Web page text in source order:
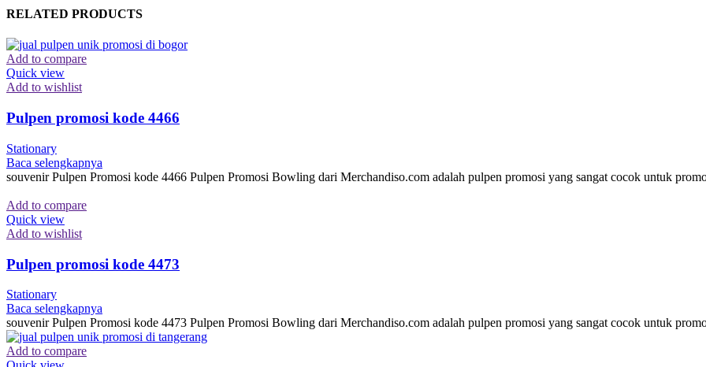
RELATED PRODUCTS
Add to compare
Quick view
Add to wishlist
Pulpen promosi kode 4466
Stationary
Baca selengkapnya
souvenir Pulpen Promosi kode 4466 Pulpen Promosi Bowling dari Merchandiso.com adalah pulpen promosi yang sangat cocok untuk
Add to compare
Quick view
Add to wishlist
Pulpen promosi kode 4473
Stationary
Baca selengkapnya
souvenir Pulpen Promosi kode 4473 Pulpen Promosi Bowling dari Merchandiso.com adalah pulpen promosi yang sangat cocok untuk
Add to compare